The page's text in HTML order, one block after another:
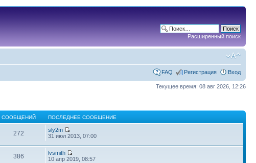
Расширенный поиск
FAQ Регистрация Вход
Текущее время: 08 авг 2026, 12:26
СООБЩЕНИЙ ПОСЛЕДНЕЕ СООБЩЕНИЕ
272
sly2m
31 июл 2013, 07:00
386
lvsmith
10 апр 2019, 08:57